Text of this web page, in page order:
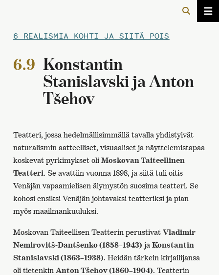
6 REALISMIA KOHTI JA SIITÄ POIS
6.9 Konstantin
Stanislavski ja Anton
Tšehov
Teatteri, jossa hedelmällisimmällä tavalla yhdistyivät
naturalismin aatteelliset, visuaaliset ja näyttelemistapaa
koskevat pyrkimykset oli Moskovan Taiteellinen
Teatteri. Se avattiin vuonna 1898, ja siitä tuli oitis
Venäjän vapaamielisen älymystön suosima teatteri. Se
kohosi ensiksi Venäjän johtavaksi teatteriksi ja pian
myös maailmankuuluksi.
Moskovan Taiteellisen Teatterin perustivat Vladimir
Nemirovitš-Dantšenko (1858–1943) ja Konstantin
Stanislavski (1863–1938). Heidän tärkein kirjailijansa
oli tietenkin Anton Tšehov (1860–1904). Teatterin